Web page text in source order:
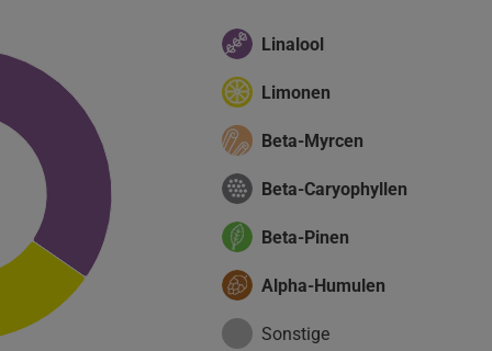
Linalool
Limonen
Beta-Myrcen
Beta-Caryophyllen
Beta-Pinen
Alpha-Humulen
Sonstige